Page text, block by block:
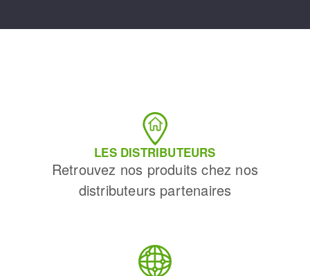
LES DISTRIBUTEURS
Retrouvez nos produits chez nos
distributeurs partenaires